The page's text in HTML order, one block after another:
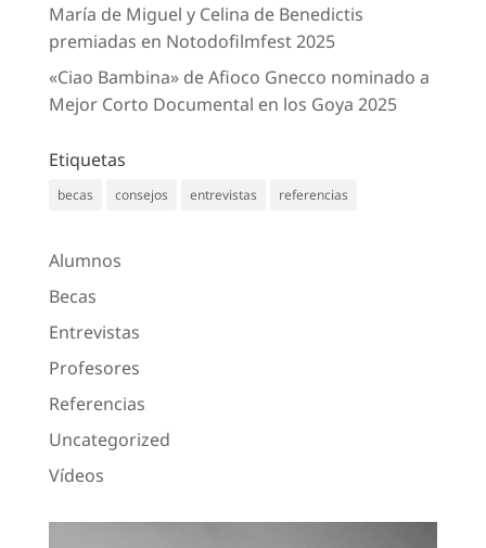
María de Miguel y Celina de Benedictis
premiadas en Notodofilmfest 2025
«Ciao Bambina» de Afioco Gnecco nominado a
Mejor Corto Documental en los Goya 2025
Etiquetas
becas consejos entrevistas referencias
Alumnos
Becas
Entrevistas
Profesores
Referencias
Uncategorized
Vídeos